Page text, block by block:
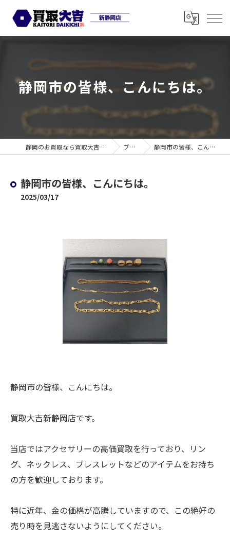
静岡市の皆様、こんにちは。
静岡のお買取なら買取大吉 新静岡店 ブログ 静岡市の皆様、こんにちは。
静岡市の皆様、こんにちは。
2025/03/17
静岡市の皆様、こんにちは。
買取大吉新静岡店です。
当店ではアクセサリーの高価買取を行っており、リン
グ、ネックレス、ブレスレットなどのアイテムをお持ち
の方を歓迎しております。
特に近年、金の価格が高騰していますので、この絶好の
売り時を見逃さないようにしてください。